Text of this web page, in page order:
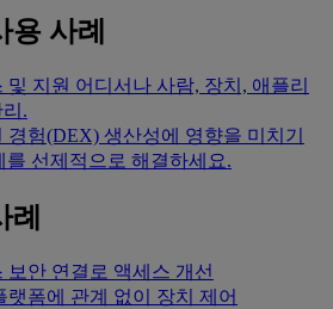
용 사례
및 지원 어디서나 사람, 장치, 애플리
.
경험(DEX) 생산성에 영향을 미치기
를 선제적으로 해결하세요.
보안 연결로 액세스 개선
랫폼에 관계 없이 장치 제어